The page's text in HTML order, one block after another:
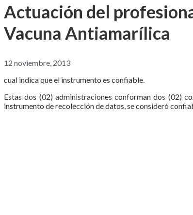
Actuación del
Vacuna Antiamarílica
12 noviembre, 2013
cual indica que el instrumento es confiable.
Estas dos (02) administraciones conforman dos (02)
instrumento de recolección de datos, se consideró